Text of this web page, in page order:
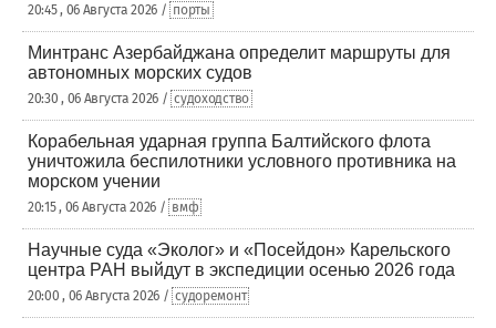
20:45 , 06 Августа 2026 / порты
Минтранс Азербайджана определит маршруты для
автономных морских судов
20:30 , 06 Августа 2026 / судоходство
Корабельная ударная группа Балтийского флота
уничтожила беспилотники условного противника на
морском учении
20:15 , 06 Августа 2026 / вмф
Научные суда «Эколог» и «Посейдон» Карельского
центра РАН выйдут в экспедиции осенью 2026 года
20:00 , 06 Августа 2026 / судоремонт